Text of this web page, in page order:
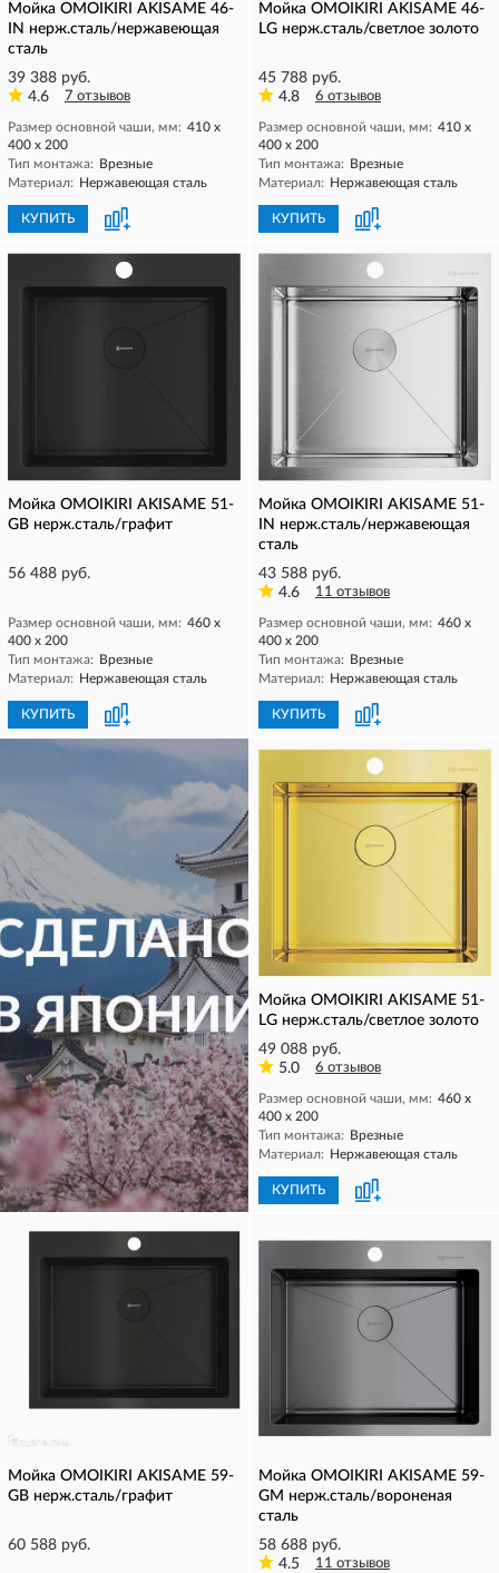
Мойка OMOIKIRI AKISAME 46-
IN нерж.сталь/нержавеющая
сталь
39 388 руб.
4.6
7 отзывов
Размер основной чаши, мм: 410 х
400 х 200
Тип монтажа: Врезные
Материал: Нержавеющая сталь
КУПИТЬ
Мойка OMOIKIRI AKISAME 46-
LG нерж.сталь/светлое золото
45 788 руб.
4.8
6 отзывов
Размер основной чаши, мм: 410 х
400 х 200
Тип монтажа: Врезные
Материал: Нержавеющая сталь
КУПИТЬ
Мойка OMOIKIRI AKISAME 51-
GB нерж.сталь/графит
56 488 руб.
Размер основной чаши, мм: 460 х
400 х 200
Тип монтажа: Врезные
Материал: Нержавеющая сталь
КУПИТЬ
Мойка OMOIKIRI AKISAME 51-
IN нерж.сталь/нержавеющая
сталь
43 588 руб.
4.6
11 отзывов
Размер основной чаши, мм: 460 х
400 х 200
Тип монтажа: Врезные
Материал: Нержавеющая сталь
КУПИТЬ
КУПИТЬ
Мойка OMOIKIRI AKISAME 51-
LG нерж.сталь/светлое золото
49 088 руб.
5.0
6 отзывов
Размер основной чаши, мм: 460 х
400 х 200
Тип монтажа: Врезные
Материал: Нержавеющая сталь
КУПИТЬ
Мойка OMOIKIRI AKISAME 59-
GB нерж.сталь/графит
60 588 руб.
Мойка OMOIKIRI AKISAME 59-
GM нерж.сталь/вороненая
сталь
58 688 руб.
4.5
11 отзывов